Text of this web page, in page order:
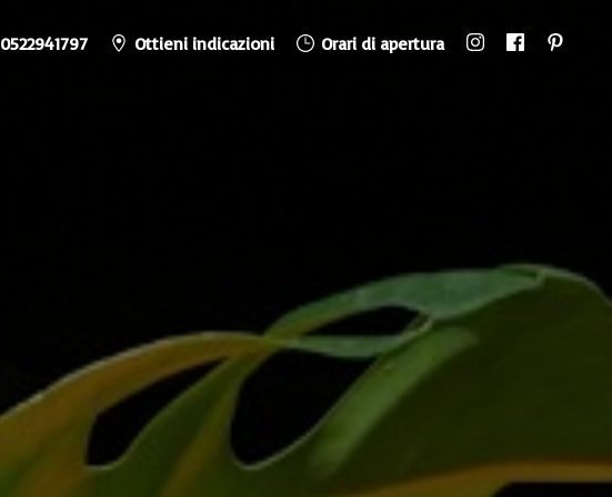
0522941797 Ottieni indicazioni Orari di apertura